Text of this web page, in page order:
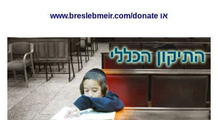
או www.breslebmeir.com/donate